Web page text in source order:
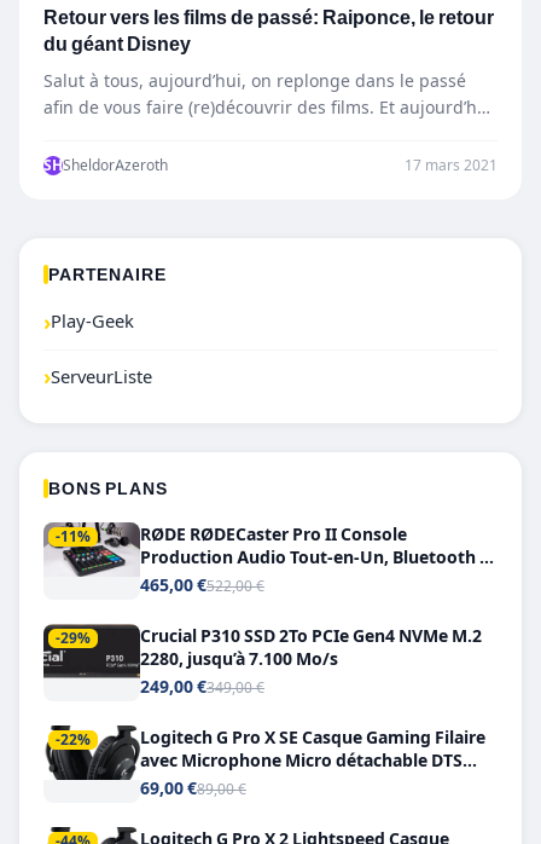
Retour vers les films de passé: Raiponce, le retour
du géant Disney
Salut à tous, aujourd’hui, on replonge dans le passé
afin de vous faire (re)découvrir des films. Et aujourd’hui,
SHSheldorAzeroth 17 mars 2021
PARTENAIRE
›Play-Geek
›ServeurListe
BONS PLANS
-11%
RØDE RØDECaster Pro II Console
Production Audio Tout-en-Un, Bluetooth et
Double USB-C
465,00 €522,00 €
-29%
Crucial P310 SSD 2To PCIe Gen4 NVMe M.2
2280, jusqu’à 7.100 Mo/s
249,00 €349,00 €
-22%
Logitech G Pro X SE Casque Gaming Filaire
avec Microphone Micro détachable DTS
Headphone X 7.1
69,00 €89,00 €
Logitech G Pro X 2 Lightspeed Casque